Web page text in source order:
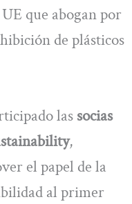
que abogan por
de plásticos
las socias
,
el papel de la
al primer